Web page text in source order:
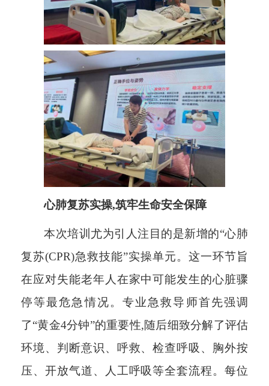
心肺复苏实操,筑牢生命安全保障
本次培训尤为引人注目的是新增的“心肺
复苏(CPR)急救技能”实操单元。这一环节旨
在应对失能老年人在家中可能发生的心脏骤
停等最危急情况。专业急救导师首先强调
了“黄金4分钟”的重要性,随后细致分解了评估
环境、判断意识、呼救、检查呼吸、胸外按
压、开放气道、人工呼吸等全套流程。每位